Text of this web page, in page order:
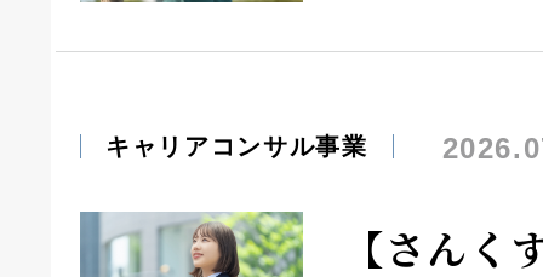
キャリアコンサル事業
【さんく